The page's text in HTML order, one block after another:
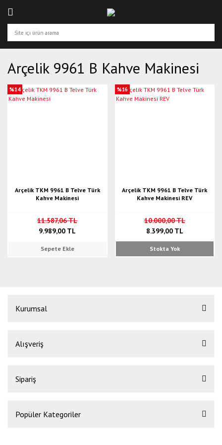
Arçelik 9961 B Kahve Makinesi
%14
Arçelik TKM 9961 B Telve Türk
Kahve Makinesi
11.587,06 TL
9.989,00 TL
Sepete Ekle
%16
Arçelik TKM 9961 B Telve Türk
Kahve Makinesi REV
10.000,00 TL
8.399,00 TL
Stokta Yok
Kurumsal
Alışveriş
Sipariş
Popüler Kategoriler